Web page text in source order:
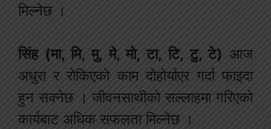
मिल्नेछ ।
सिंह (मा, मि, मु, मे, मो, टा, टि, टु, टे) आज
अधुरा र रोकिएको काम दोहोर्याएर गर्दा फाइदा
हुन सक्नेछ । जीवनसाथीको सल्लाहमा गरिएको
कार्यबाट अधिक सफलता मिल्नेछ ।